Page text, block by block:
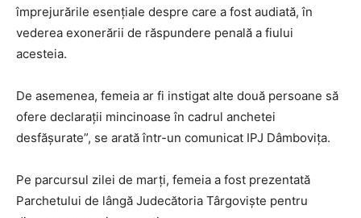
împrejurările esențiale despre care a fost audiată, în
vederea exonerării de răspundere penală a fiului
acesteia.
De asemenea, femeia ar fi instigat alte două persoane să
ofere declarații mincinoase în cadrul anchetei
desfășurate”, se arată într-un comunicat IPJ Dâmbovița.
Pe parcursul zilei de marți, femeia a fost prezentată
Parchetului de lângă Judecătoria Târgoviște pentru